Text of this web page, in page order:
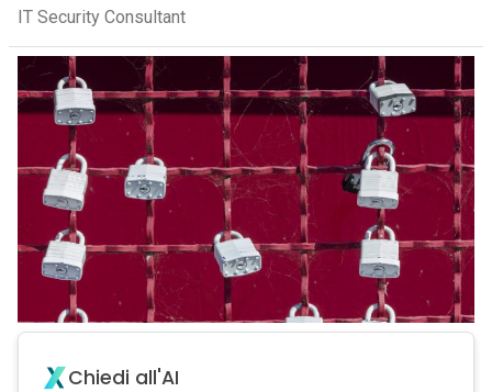
IT Security Consultant
Chiedi all'AI